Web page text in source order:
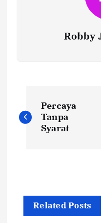
Robby
o
a
v
Percaya
Tanpa
Syarat
Related Posts